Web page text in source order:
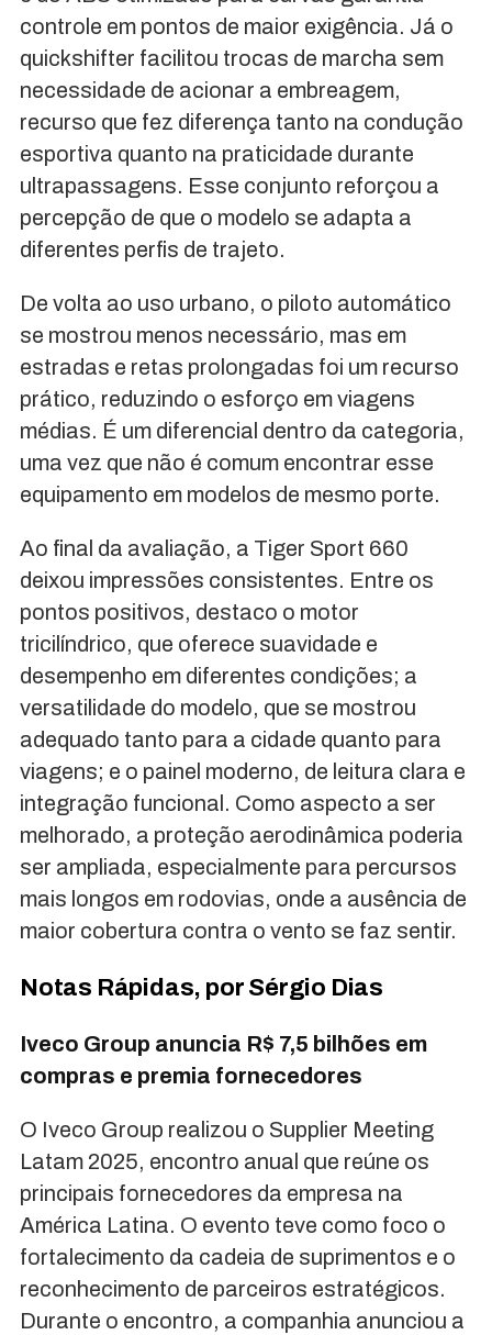
controle em pontos de maior exigência. Já o
quickshifter facilitou trocas de marcha sem
necessidade de acionar a embreagem,
recurso que fez diferença tanto na condução
esportiva quanto na praticidade durante
ultrapassagens. Esse conjunto reforçou a
percepção de que o modelo se adapta a
diferentes perfis de trajeto.
De volta ao uso urbano, o piloto automático
se mostrou menos necessário, mas em
estradas e retas prolongadas foi um recurso
prático, reduzindo o esforço em viagens
médias. É um diferencial dentro da categoria,
uma vez que não é comum encontrar esse
equipamento em modelos de mesmo porte.
Ao final da avaliação, a Tiger Sport 660
deixou impressões consistentes. Entre os
pontos positivos, destaco o motor
tricilíndrico, que oferece suavidade e
desempenho em diferentes condições; a
versatilidade do modelo, que se mostrou
adequado tanto para a cidade quanto para
viagens; e o painel moderno, de leitura clara e
integração funcional. Como aspecto a ser
melhorado, a proteção aerodinâmica poderia
ser ampliada, especialmente para percursos
mais longos em rodovias, onde a ausência de
maior cobertura contra o vento se faz sentir.
Notas Rápidas, por Sérgio Dias
Iveco Group anuncia R$ 7,5 bilhões em
compras e premia fornecedores
O Iveco Group realizou o Supplier Meeting
Latam 2025, encontro anual que reúne os
principais fornecedores da empresa na
América Latina. O evento teve como foco o
fortalecimento da cadeia de suprimentos e o
reconhecimento de parceiros estratégicos.
Durante o encontro, a companhia anunciou a